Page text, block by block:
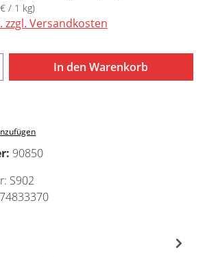
/ 1 kg)
zzgl. Versandkosten
Gib den gewünschten
In den Warenkorb
90850
S902